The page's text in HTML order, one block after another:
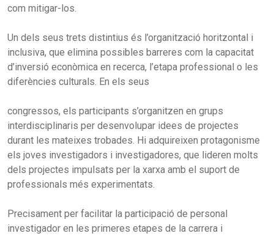
com mitigar-los.
Un dels seus trets distintius és l’organització horitzontal i
inclusiva, que elimina possibles barreres com la capacitat
d’inversió econòmica en recerca, l’etapa professional o les
diferències culturals. En els seus
congressos, els participants s’organitzen en grups
interdisciplinaris per desenvolupar idees de projectes
durant les mateixes trobades. Hi adquireixen protagonisme
els joves investigadors i investigadores, que lideren molts
dels projectes impulsats per la xarxa amb el suport de
professionals més experimentats.
Precisament per facilitar la participació de personal
investigador en les primeres etapes de la carrera i